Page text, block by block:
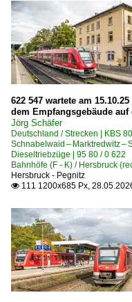
622 547 wartete am
dem Empfangsgebäude
Jörg Schäfer
Deutschland / Strecken | KBS
Schnabelwaid – Marktredwitz –
Dieseltriebzüge | 95 80 / 0
Bahnhöfe (F - K) / Hersbruck
Hersbruck - Pegnitz
 111 1200x685 Px,